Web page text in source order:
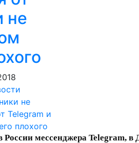
не
России мессенджера Telegram,